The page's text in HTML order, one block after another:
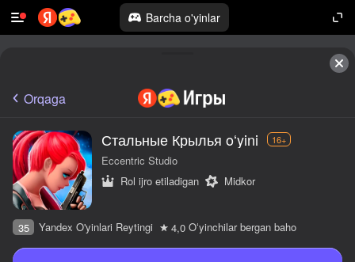
Barcha o'yinlar
Orqaga
Стальные Крылья oʻyini 16+
Eccentric Studio
Rol ijro etiladigan
Midkor
35 Yandex O'yinlari Reytingi 4,0 Oʻyinchilar bergan baho